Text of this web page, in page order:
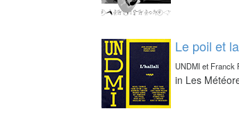
Le poil et
UNDMI et Franck
in Les